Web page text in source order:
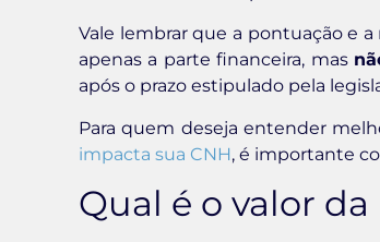
Vale lembrar que a pontuação e
apenas a parte financeira, mas
após o prazo estipulado pela
Para quem deseja entender
impacta sua CNH, é importante
Qual é o valor